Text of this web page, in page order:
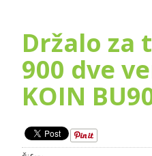
Držalo za
900 dve
KOIN